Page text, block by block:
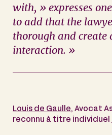
with, » expresses
to add that the
thorough and create
interaction. »
Louis de Gaulle, Avocat
reconnu à titre individuel